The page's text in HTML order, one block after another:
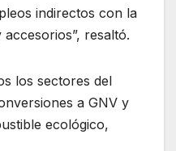
indirectos con la
resaltó.
los sectores del
a GNV y
ecológico,